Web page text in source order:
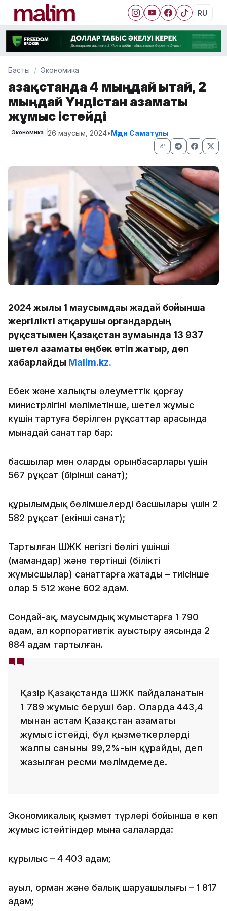
RU
Басты Экономика
Қазақстанда 4 мыңдай Қытай, 2
мыңдай Үндістан азаматы
жұмыс істейді
Экономика 26 маусым, 2024•Мәди Саматұлы
2024 жылғы 1 маусымдағы жағдай бойынша
жергілікті атқарушы органдардың
рұқсатымен Қазақстан аумағында 13 937
шетел азаматы еңбек етіп жатыр, деп
хабарлайды Malim.kz.
Еңбек және халықты әлеуметтік қорғау
министрлігінің мәліметінше, шетел жұмыс
күшін тартуға берілген рұқсаттар арасында
мынадай санаттар бар:
басшылар мен олардың орынбасарлары үшін
567 рұқсат (бірінші санат);
құрылымдық бөлімшелердің басшылары үшін 2
582 рұқсат (екінші санат);
Тартылған ШЖК негізгі бөлігі үшінші
(мамандар) және төртінші (білікті
жұмысшылар) санаттарға жатады – тиісінше
олар 5 512 және 602 адам.
Сондай-ақ, маусымдық жұмыстарға 1 790
адам, ал корпоративтік ауыстыру аясында 2
884 адам тартылған.
Қазір Қазақстанда ШЖК пайдаланатын
1 789 жұмыс беруші бар. Оларда 443,4
мыңнан астам Қазақстан азаматы
жұмыс істейді, бұл қызметкерлердің
жалпы санының 99,2%-ын құрайды, деп
жазылған ресми мәлімдемеде.
Экономикалық қызмет түрлері бойынша ең көп
жұмыс істейтіндер мына салаларда:
құрылыс – 4 403 адам;
ауыл, орман және балық шаруашылығы – 1 817
адам;